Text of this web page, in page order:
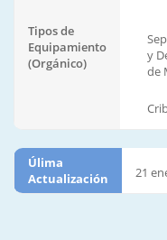
Tipos de
Equipamiento
(Orgánico)
y
de
Úlima
Actualización
21